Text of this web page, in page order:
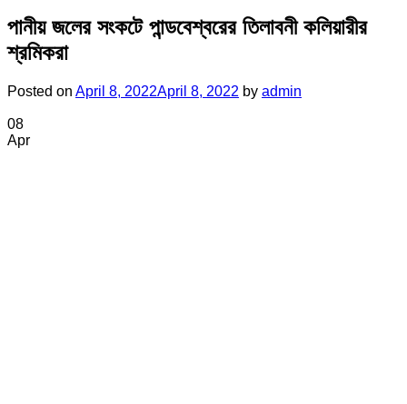
পানীয় জলের সংকটে পান্ডবেশ্বরের তিলাবনী কলিয়ারীর
শ্রমিকরা
Posted on April 8, 2022April 8, 2022 by admin
08
Apr